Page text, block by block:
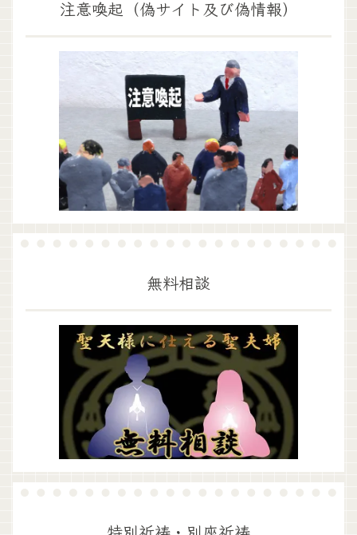
注意喚起（偽サイト及び偽情報）
無料相談